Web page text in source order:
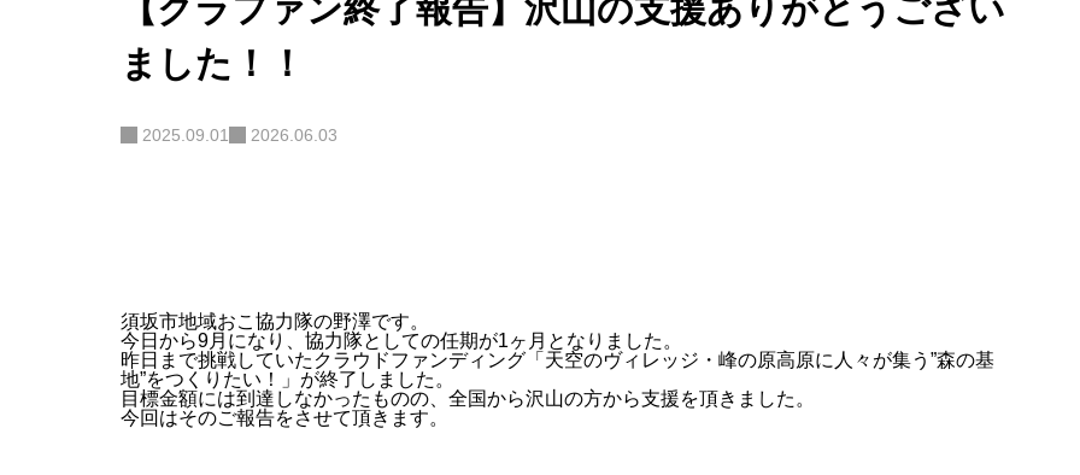
【クラファン終了報告】沢山の支援ありがとうござい
ました！！
2025.09.01 2026.06.03
須坂市地域おこ協力隊の野澤です。
今日から9月になり、協力隊としての任期が1ヶ月となりました。
昨日まで挑戦していたクラウドファンディング「天空のヴィレッジ・峰の原高原に人々が集う”森の基
地”をつくりたい！」が終了しました。
目標金額には到達しなかったものの、全国から沢山の方から支援を頂きました。
今回はそのご報告をさせて頂きます。